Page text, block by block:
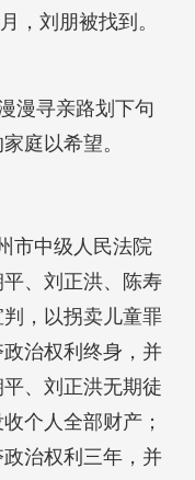
，刘朋被找到。
漫寻亲路划下句
庭以希望。
市中级人民法院
、刘正洪、陈寿
，以拐卖儿童罪
治权利终身，并
、刘正洪无期徒
个人全部财产；
治权利三年，并